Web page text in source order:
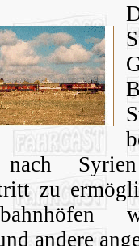
nach
zu
andere